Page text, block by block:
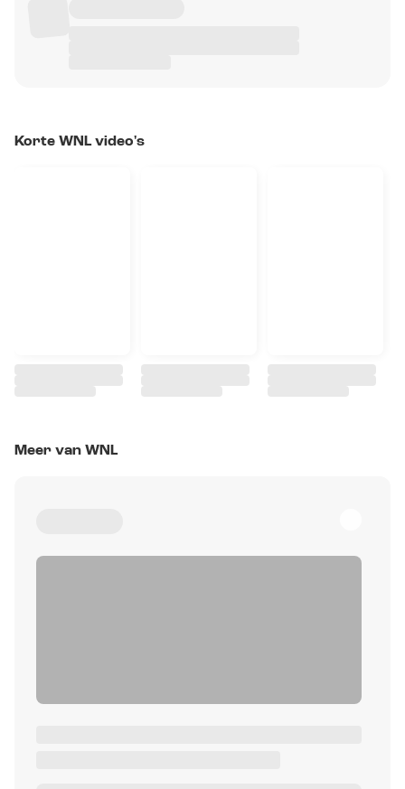
Korte WNL video's
Meer van WNL